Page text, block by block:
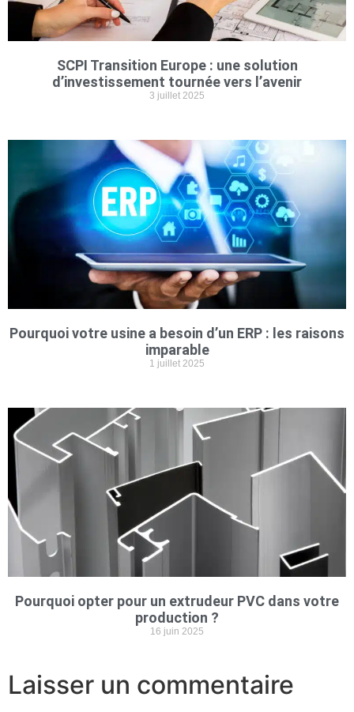
SCPI Transition Europe : une solution
d’investissement tournée vers l’avenir
3 juillet 2025
Pourquoi votre usine a besoin d’un ERP : les raisons
imparable
1 juillet 2025
Pourquoi opter pour un extrudeur PVC dans votre
production ?
16 juin 2025
Laisser un commentaire